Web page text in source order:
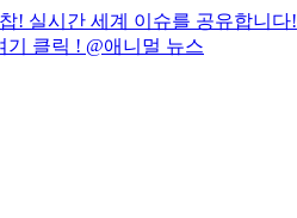
! 실시간 세계 이슈를 공유합니다!
기 클릭 ! @애니멀 뉴스